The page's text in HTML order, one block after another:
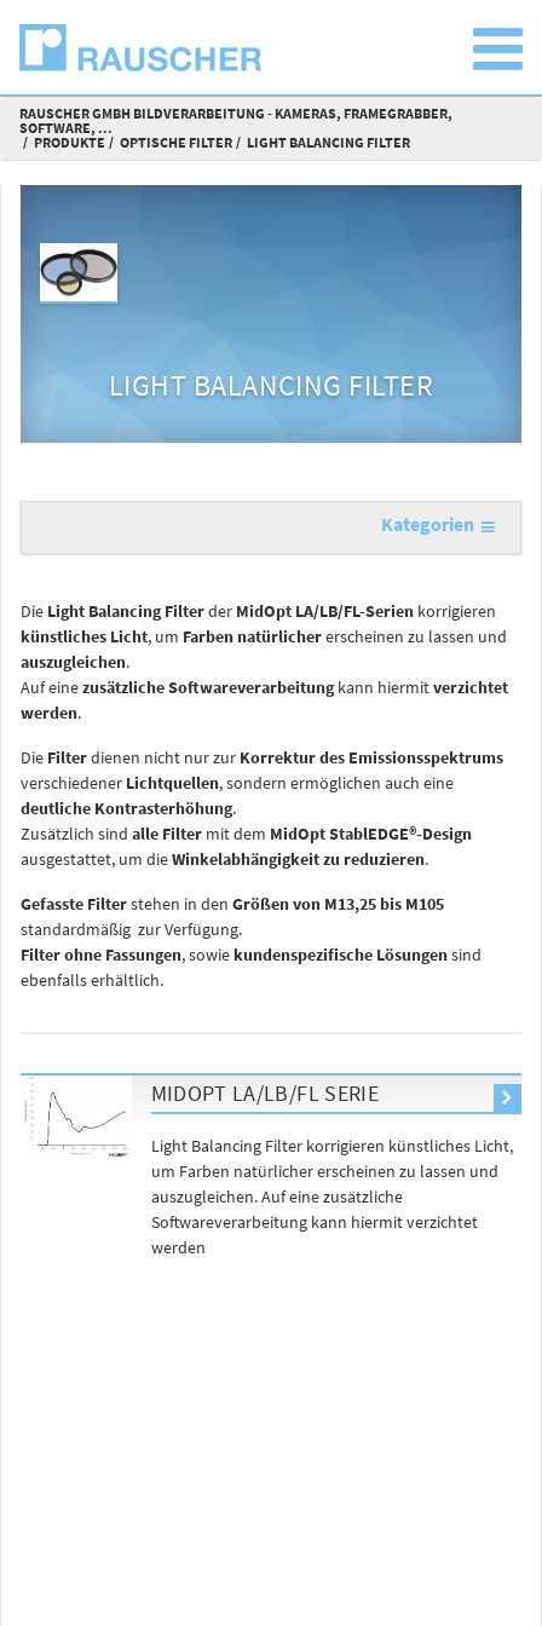
RAUSCHER GMBH BILDVERARBEITUNG - KAMERAS, FRAMEGRABBER,
SOFTWARE, ...
PRODUKTE
OPTISCHE FILTER LIGHT BALANCING FILTER
LIGHT BALANCING FILTER
Kategorien
Die Light Balancing Filterder MidOpt LA/LB/FL-Serien korrigieren
künstliches Licht, um Farben natürlichererscheinen zu lassen und
auszugleichen.
Auf einezusätzliche Softwareverarbeitungkann hiermitverzichtet
werden.
Die Filterdienen nicht nur zur Korrektur des Emissionsspektrums
verschiedener Lichtquellen, sondern ermöglichen auch eine
deutliche Kontrasterhöhung.
Zusätzlich sind alle Filter mit dem MidOpt StablEDGE®-Design
ausgestattet, um dieWinkelabhängigkeit zu reduzieren.
Gefasste Filterstehen in den Größen von M13,25 bis M105
standardmäßig zur Verfügung.
Filter ohne Fassungen, sowie kundenspezifische Lösungensind
ebenfalls erhältlich.
MIDOPT LA/LB/FL SERIE
Light Balancing Filter korrigieren künstliches Licht,
um Farben natürlicher erscheinen zu lassen und
auszugleichen. Auf eine zusätzliche
Softwareverarbeitung kann hiermit verzichtet
werden